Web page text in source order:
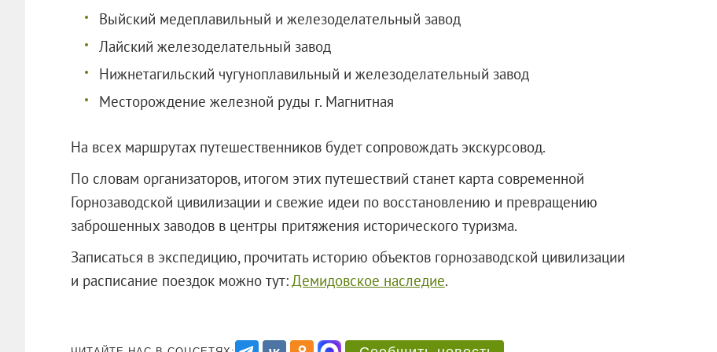
Выйский медеплавильный и железоделательный завод
Лайский железоделательный завод
Нижнетагильский чугуноплавильный и железоделательный завод
Месторождение железной руды г. Магнитная
На всех маршрутах путешественников будет сопровождать экскурсовод.
По словам организаторов, итогом этих путешествий станет карта современной
Горнозаводской цивилизации и свежие идеи по восстановлению и превращению
заброшенных заводов в центры притяжения исторического туризма.
Записаться в экспедицию, прочитать историю объектов горнозаводской цивилизации
и расписание поездок можно тут: Демидовское наследие.